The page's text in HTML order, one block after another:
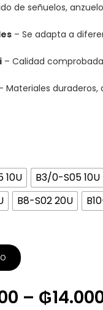
de señuelos,
– Se adapta a
– Calidad
Materiales duraderos,
10U B3/0-S05 10U
B8-S02 20U
– ₲